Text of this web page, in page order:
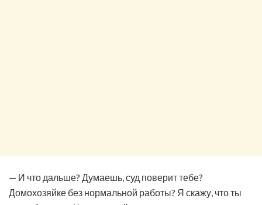
— И что дальше? Думаешь, суд поверит тебе?
Домохозяйке без нормальной работы? Я скажу, что ты